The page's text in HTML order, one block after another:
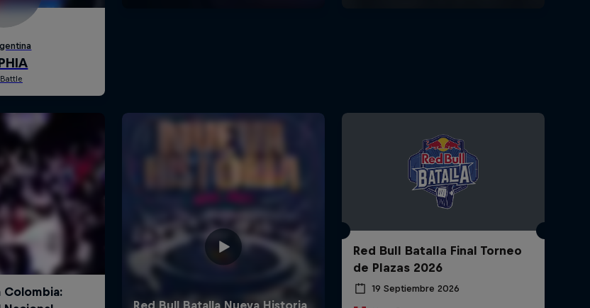
Red Bull Batalla Final Torneo
de Plazas 2026
19 Septiembre 2026